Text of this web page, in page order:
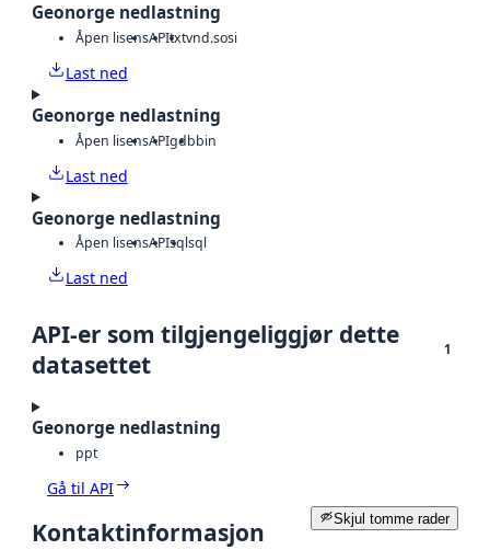
Geonorge nedlastning
Åpen lisensAPItxtvnd.sosi
Last ned
Geonorge nedlastning
Åpen lisensAPIgdbbin
Last ned
Geonorge nedlastning
Åpen lisensAPIsqlsql
Last ned
API-er som tilgjengeliggjør dette
datasettet
1
Geonorge nedlastning
ppt
Gå til API
Skjul tomme rader
Kontaktinformasjon